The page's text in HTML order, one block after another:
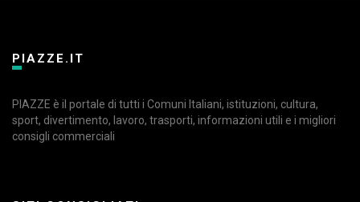
PIAZZE.IT
PIAZZE è il portale di tutti i Comuni Italiani, istituzioni, cultura,
sport, divertimento, lavoro, trasporti, informazioni utili e i migliori
consigli commerciali